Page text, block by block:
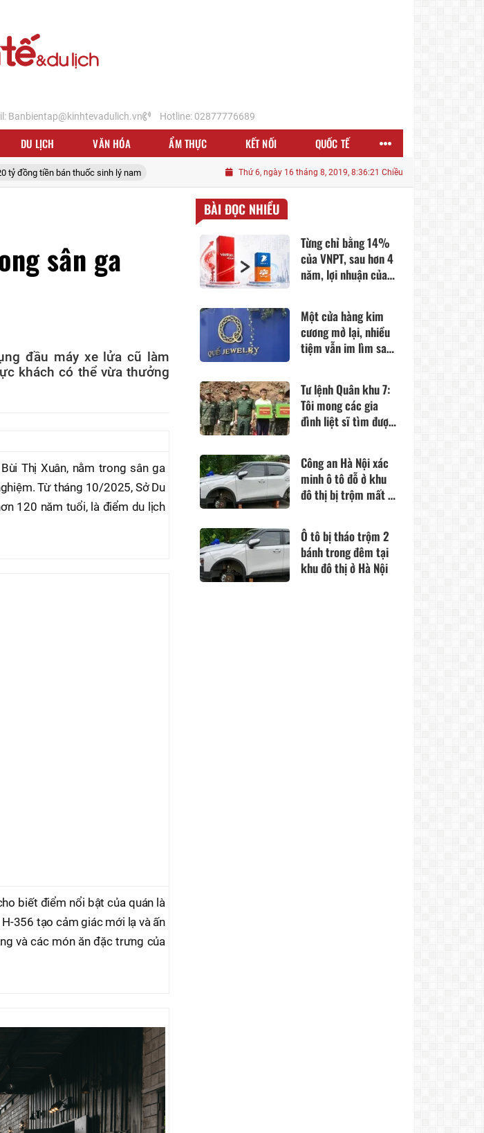
Banbientap@kinhtevadulich.vn Hotline: 02877776689
DU LỊCH VĂN HÓA ẨM THỰC KẾT NỐI QUỐC TẾ
sinh lý nam Thứ 6, ngày 16 tháng 8, 2019, 8:36:21 Chiều
sân ga
đầu máy xe lửa cũ làm
khách có thể vừa thưởng
Thị Xuân, nằm trong sân ga
Từ tháng 10/2025, Sở Du
120 năm tuổi, là điểm du lịch
biết điểm nổi bật của quán là
356 tạo cảm giác mới lạ và ấn
và các món ăn đặc trưng của
BÀI ĐỌC NHIỀU
Từng chỉ bằng 14%
của VNPT, sau hơn 4
năm, lợi nhuận của
hơn cả VNPT và FPT
Telecom cộng lại
Một cửa hàng kim
cương mở lại, nhiều
tiệm vẫn im lìm sau
Tư lệnh Quân khu 7:
Tôi mong các gia
đình liệt sĩ tìm được
tìm thấy mẹ mình
Công an Hà Nội xác
minh ô tô đỗ ở khu
đô thị bị trộm mất 2
Ô tô bị tháo trộm 2
bánh trong đêm tại
khu đô thị ở Hà Nội